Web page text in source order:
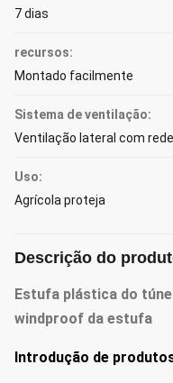
7 dias
recursos:
Montado facilmente
Sistema de ventilação:
Ventilação lateral com
Uso:
Agrícola proteja
Descrição do
Estufa plástica do
windproof da estufa
Introdução de